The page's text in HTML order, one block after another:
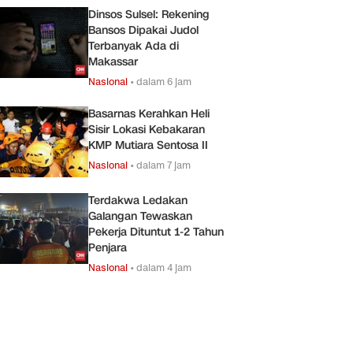
Dinsos Sulsel: Rekening
Bansos Dipakai Judol
Terbanyak Ada di
Makassar
Nasional •dalam 6 jam
Basarnas Kerahkan Heli
Sisir Lokasi Kebakaran
KMP Mutiara Sentosa II
Nasional •dalam 7 jam
Terdakwa Ledakan
Galangan Tewaskan
Pekerja Dituntut 1-2 Tahun
Penjara
Nasional •dalam 4 jam